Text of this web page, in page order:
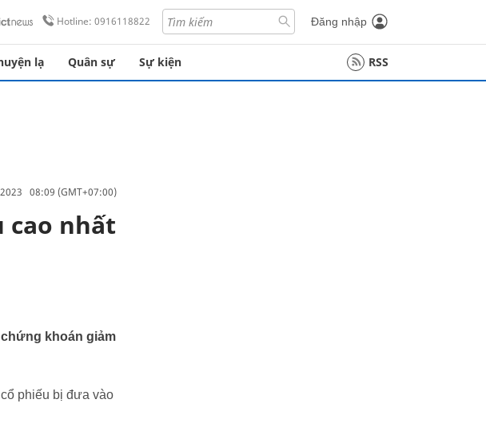
Hotline: 0916118822 Đăng nhập
lạ Quân sự Sự kiện RSS
08:09 (GMT+07:00)
cao nhất
khoán giảm
phiếu bị đưa vào